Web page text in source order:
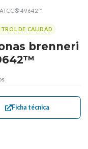
49642™
DE CALIDAD
brenneri
Ficha técnica